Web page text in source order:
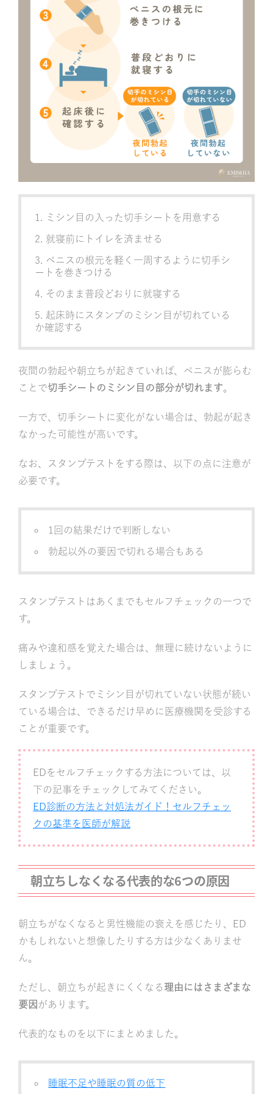
ミシン目の入った切手シートを用意する
就寝前にトイレを済ませる
ペニスの根元を軽く一周するように切手シ
ートを巻きつける
そのまま普段どおりに就寝する
起床時にスタンプのミシン目が切れている
か確認する
夜間の勃起や朝立ちが起きていれば、ペニスが膨らむ
ことで切手シートのミシン目の部分が切れます。
一方で、切手シートに変化がない場合は、勃起が起き
なかった可能性が高いです。
なお、スタンプテストをする際は、以下の点に注意が
必要です。
1回の結果だけで判断しない
勃起以外の要因で切れる場合もある
スタンプテストはあくまでもセルフチェックの一つで
す。
痛みや違和感を覚えた場合は、無理に続けないように
しましょう。
スタンプテストでミシン目が切れていない状態が続い
ている場合は、できるだけ早めに医療機関を受診する
ことが重要です。
EDをセルフチェックする方法については、以
下の記事をチェックしてみてください。
ED診断の方法と対処法ガイド！セルフチェッ
クの基準を医師が解説
朝立ちしなくなる代表的な6つの原因
朝立ちがなくなると男性機能の衰えを感じたり、ED
かもしれないと想像したりする方は少なくありませ
ん。
ただし、朝立ちが起きにくくなる 理由にはさまざまな
要因 があります。
代表的なものを以下にまとめました。
睡眠不足や睡眠の質の低下